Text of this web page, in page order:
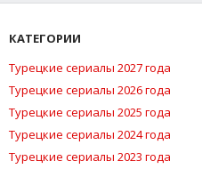
КАТЕГОРИИ
Турецкие сериалы 2027 года
Турецкие сериалы 2026 года
Турецкие сериалы 2025 года
Турецкие сериалы 2024 года
Турецкие сериалы 2023 года